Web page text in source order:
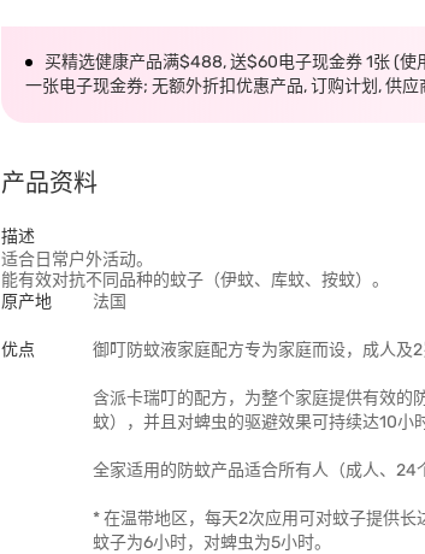
买精选健康产品满$488, 送$60电子现金券 1张 (
一张电子现金券; 无额外折扣优惠产品, 订购计划, 供
产品资料
描述
适合日常户外活动。
能有效对抗不同品种的蚊子（伊蚊、库蚊、按蚊）。
原产地
法国
优点 御叮防蚊液家庭配方专为家庭而设，成人及2
含派卡瑞叮的配方，为整个家庭提供有效的
蚊），并且对蜱虫的驱避效果可持续达10小
全家适用的防蚊产品适合所有人（成人、24
* 在温带地区，每天2次应用可对蚊子提供
蚊子为6小时，对蜱虫为5小时。